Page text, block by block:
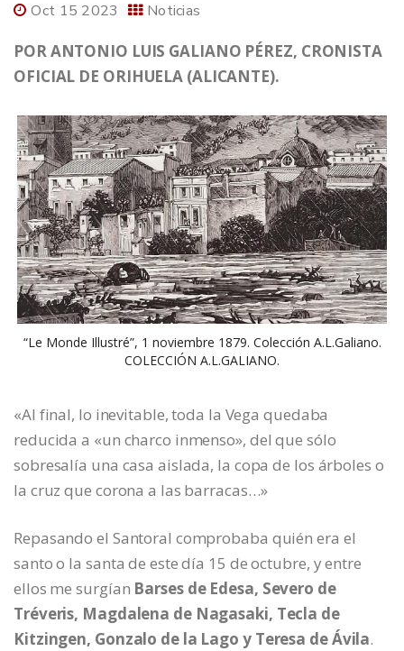
Oct 15 2023 Noticias
POR ANTONIO LUIS GALIANO PÉREZ, CRONISTA
OFICIAL DE ORIHUELA (ALICANTE).
“Le Monde Illustré”, 1 noviembre 1879. Colección A.L.Galiano.
COLECCIÓN A.L.GALIANO.
«Al final, lo inevitable, toda la Vega quedaba
reducida a «un charco inmenso», del que sólo
sobresalía una casa aislada, la copa de los árboles o
la cruz que corona a las barracas…»
Repasando el Santoral comprobaba quién era el
santo o la santa de este día 15 de octubre, y entre
ellos me surgían Barses de Edesa, Severo de
Tréveris, Magdalena de Nagasaki, Tecla de
Kitzingen, Gonzalo de la Lago y Teresa de Ávila.